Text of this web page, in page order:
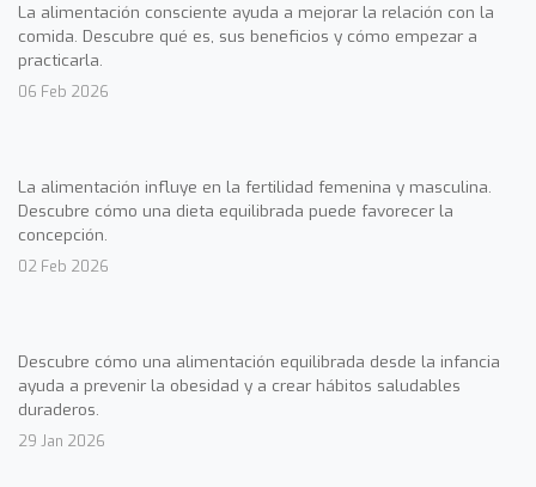
La alimentación consciente ayuda a mejorar la relación con la
comida. Descubre qué es, sus beneficios y cómo empezar a
practicarla.
06 Feb 2026
La alimentación influye en la fertilidad femenina y masculina.
Descubre cómo una dieta equilibrada puede favorecer la
concepción.
02 Feb 2026
Descubre cómo una alimentación equilibrada desde la infancia
ayuda a prevenir la obesidad y a crear hábitos saludables
duraderos.
29 Jan 2026